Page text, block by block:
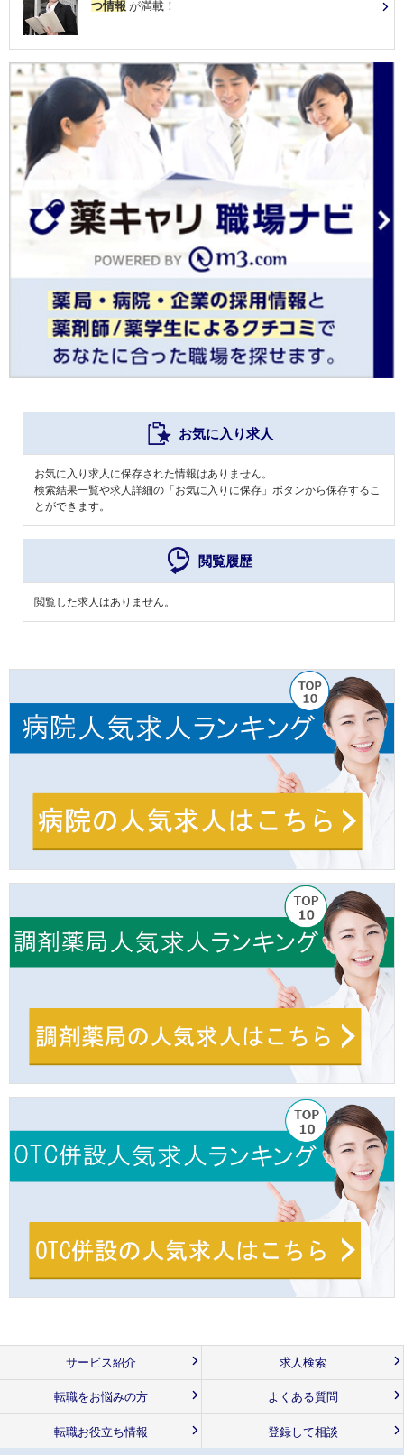
つ情報 が満載！
お気に入り求人
お気に入り求人に保存された情報はありません。
検索結果一覧や求人詳細の「お気に入りに保存」ボタンから保存するこ
とができます。
閲覧履歴
閲覧した求人はありません。
サービス紹介 求人検索
転職をお悩みの方 よくある質問
転職お役立ち情報 登録して相談